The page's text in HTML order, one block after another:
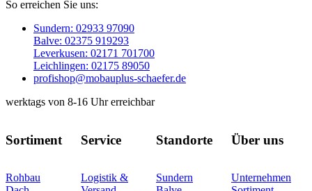
So erreichen Sie uns:
Sundern: 02933 97090
Balve: 02375 919293
Leverkusen: 02171 701700
Leichlingen: 02175 89050
profishop@mobauplus-schaefer.de
werktags von 8-16 Uhr erreichbar
Sortiment
Rohbau
Service
Logistik &
Standorte
Sundern
Über uns
Unternehmen